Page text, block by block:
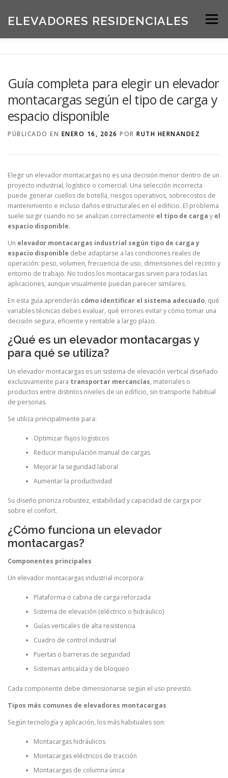
contenido
ELEVADORES RESIDENCIALES Menú
SOLICITE UNA COTIZACIÓN BLOG
ACERCA DE NOSOTROS
Guía completa para elegir un elevador
montacargas según el tipo de carga y
espacio disponible
PÚBLICADO EN ENERO 16, 2026 POR RUTH HERNANDEZ
Elegir un elevador montacargas no es una decisión menor dentro de un
proyecto industrial, logístico o comercial. Una selección incorrecta
puede generar cuellos de botella, riesgos operativos, sobrecostos de
mantenimiento e incluso daños estructurales en el edificio. El problema
suele surgir cuando no se analizan correctamente el tipo de carga y el
espacio disponible.
Un elevador montacargas industrial según tipo de carga y
espacio disponible debe adaptarse a las condiciones reales de
operación: peso, volumen, frecuencia de uso, dimensiones del recinto y
entorno de trabajo. No todos los montacargas sirven para todas las
aplicaciones, aunque visualmente puedan parecer similares.
En esta guía aprenderás cómo identificar el sistema adecuado, qué
variables técnicas debes evaluar, qué errores evitar y cómo tomar una
decisión segura, eficiente y rentable a largo plazo.
¿Qué es un elevador montacargas y
para qué se utiliza?
Un elevador montacargas es un sistema de elevación vertical diseñado
exclusivamente para transportar mercancías, materiales o
productos entre distintos niveles de un edificio, sin transporte habitual
de personas.
Se utiliza principalmente para:
Optimizar flujos logísticos
Reducir manipulación manual de cargas
Mejorar la seguridad laboral
Aumentar la productividad
Su diseño prioriza robustez, estabilidad y capacidad de carga por
sobre el confort.
¿Cómo funciona un elevador
montacargas?
Componentes principales
Un elevador montacargas industrial incorpora:
Plataforma o cabina de carga reforzada
Sistema de elevación (eléctrico o hidráulico)
Guías verticales de alta resistencia
Cuadro de control industrial
Puertas o barreras de seguridad
Sistemas anticaída y de bloqueo
Cada componente debe dimensionarse según el uso previsto.
Tipos más comunes de elevadores montacargas
Según tecnología y aplicación, los más habituales son:
Montacargas hidráulicos
Montacargas eléctricos de tracción
Montacargas de columna única